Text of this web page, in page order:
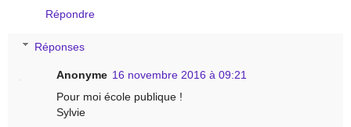
Répondre
Réponses
Anonyme 16 novembre 2016 à 09:21
Pour moi école publique !
Sylvie